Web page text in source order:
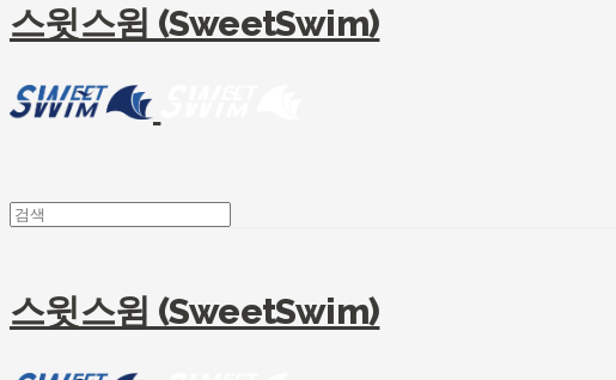
스윗스윔 (SweetSwim)
스윗스윔 (SweetSwim)